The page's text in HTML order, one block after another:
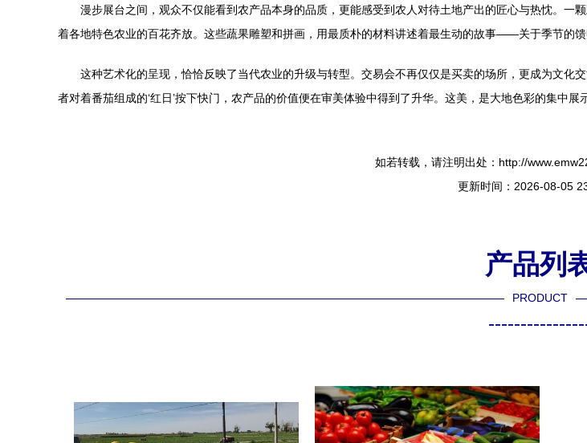
漫步展台之间，观众不仅能看到农产品本身的品质，更能感受到农人对待土地产出的匠心与热忱。一
着各地特色农业的百花齐放。这些蔬果雕塑和拼画，用最质朴的材料讲述着最生动的故事——关于季节的馈
这种艺术化的呈现，恰恰反映了当代农业的升级与转型。交易会不再仅仅是买卖的场所，更成为文
者对着番茄组成的‘红日’按下快门，农产品的价值便在审美体验中得到了升华。这美，是大地色彩的集中
如若转载，请注明出处：http://
更新时间：2026-08-05
产品列
PRODUCT